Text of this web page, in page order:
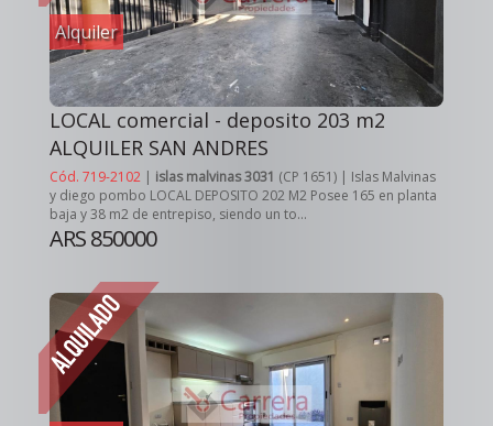
Alquiler
LOCAL comercial - deposito 203 m2
ALQUILER SAN ANDRES
Cód. 719-2102 | islas malvinas 3031 (CP 1651) | Islas Malvinas
y diego pombo LOCAL DEPOSITO 202 M2 Posee 165 en planta
baja y 38 m2 de entrepiso, siendo un to...
ARS 850000